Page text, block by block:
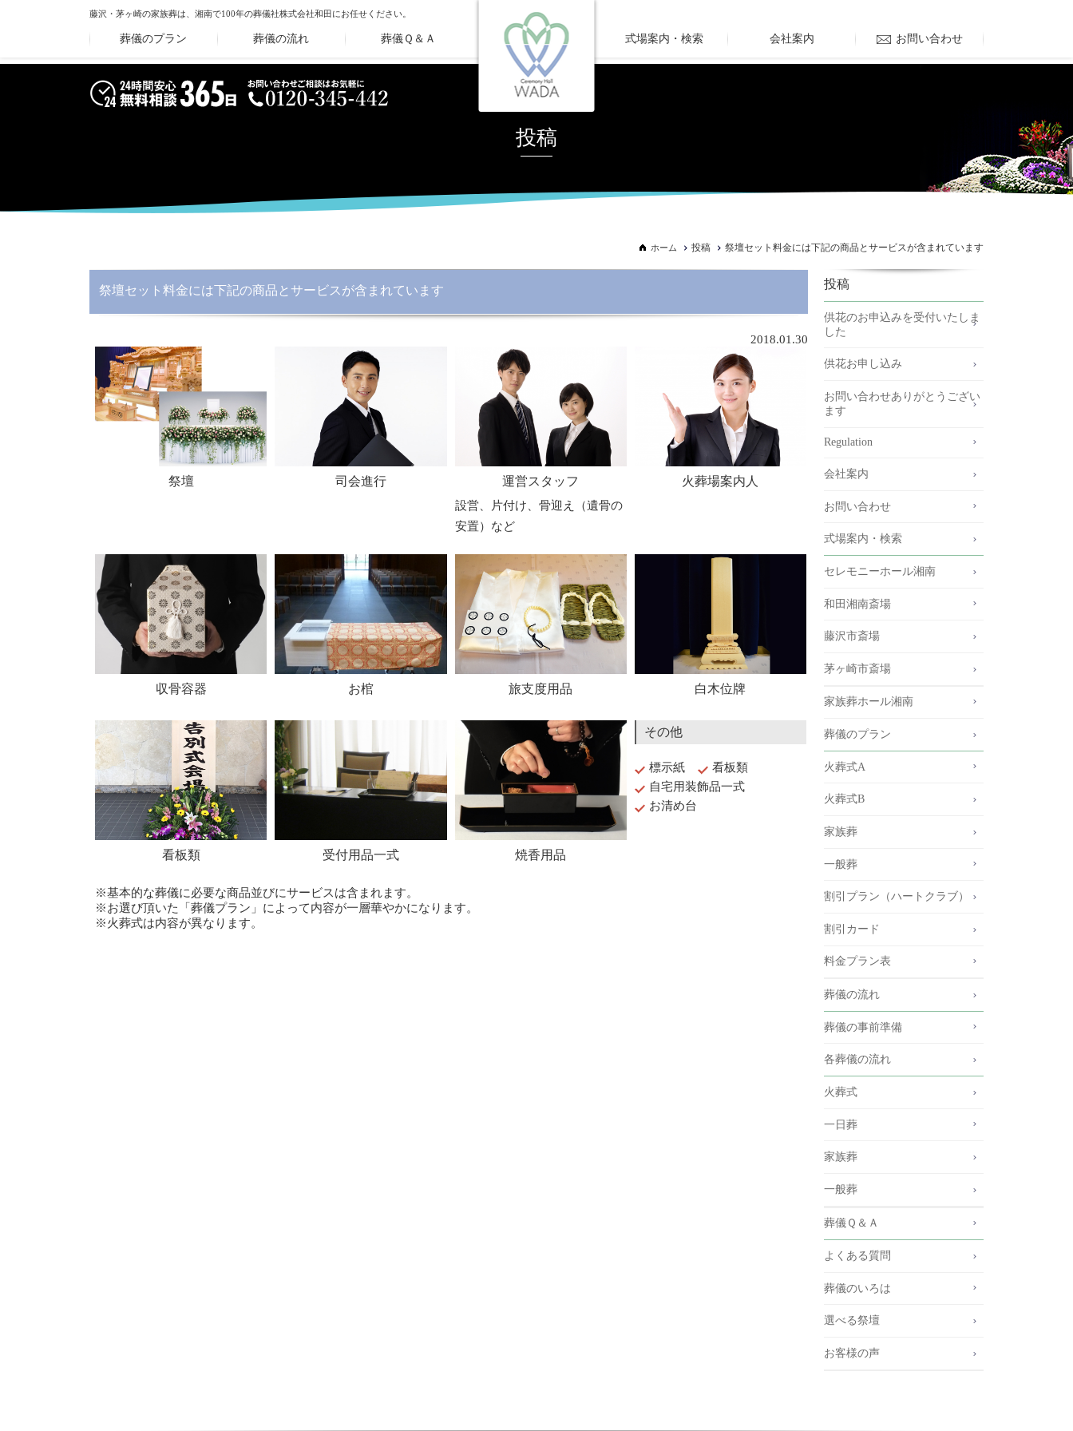
藤沢・茅ヶ崎の家族葬は、湘南で100年の葬儀社株式会社和田にお任せください。
葬儀のプラン 葬儀の流れ 葬儀Ｑ＆Ａ 式場案内・検索 会社案内 お問い合わせ
投稿
ホーム 投稿 祭壇セット料金には下記の商品とサービスが含まれています
祭壇セット料金には下記の商品とサービスが含まれています
2018.01.30
祭壇 司会進行 運営スタッフ
設営、片付け、骨迎え（遺骨の
安置）など
火葬場案内人
収骨容器 お棺 旅支度用品 白木位牌
看板類 受付用品一式 焼香用品
その他
標示紙
看板類
自宅用装飾品一式
お清め台
※基本的な葬儀に必要な商品並びにサービスは含まれます。
※お選び頂いた「葬儀プラン」によって内容が一層華やかになります。
※火葬式は内容が異なります。
投稿
供花のお申込みを受付いたしま
した
供花お申し込み
お問い合わせありがとうござい
ます
Regulation
会社案内
お問い合わせ
式場案内・検索
セレモニーホール湘南
和田湘南斎場
藤沢市斎場
茅ヶ崎市斎場
家族葬ホール湘南
葬儀のプラン
火葬式A
火葬式B
家族葬
一般葬
割引プラン（ハートクラブ）
割引カード
料金プラン表
葬儀の流れ
葬儀の事前準備
各葬儀の流れ
火葬式
一日葬
家族葬
一般葬
葬儀Ｑ＆Ａ
よくある質問
葬儀のいろは
選べる祭壇
お客様の声